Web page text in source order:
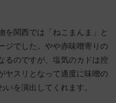
を関西では「ねこまんま」と
ジでした。やや赤味噌寄りの
るのですが、塩気のカドは控
ヤスリとなって適度に味噌の
いを演出してくれます。